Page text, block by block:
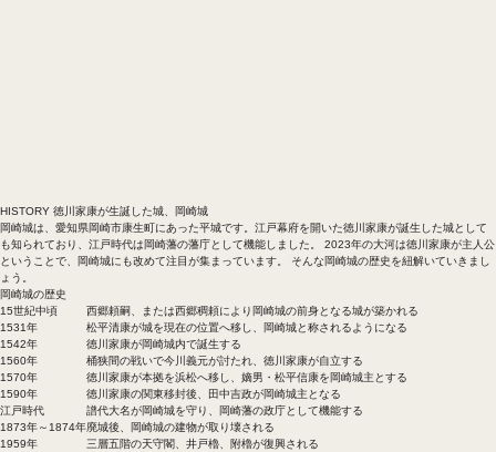
HISTORY 徳川家康が生誕した城、岡崎城
岡崎城は、愛知県岡崎市康生町にあった平城です。江戸幕府を開いた徳川家康が誕生した城として
も知られており、江戸時代は岡崎藩の藩庁として機能しました。 2023年の大河は徳川家康が主人公
ということで、岡崎城にも改めて注目が集まっています。 そんな岡崎城の歴史を紐解いていきまし
ょう。
岡崎城の歴史
15世紀中頃
西郷頼嗣、または西郷稠頼により岡崎城の前身となる城が築かれる
1531年
松平清康が城を現在の位置へ移し、岡崎城と称されるようになる
1542年
徳川家康が岡崎城内で誕生する
1560年
桶狭間の戦いで今川義元が討たれ、徳川家康が自立する
1570年
徳川家康が本拠を浜松へ移し、嫡男・松平信康を岡崎城主とする
1590年
徳川家康の関東移封後、田中吉政が岡崎城主となる
江戸時代
譜代大名が岡崎城を守り、岡崎藩の政庁として機能する
1873年～1874年廃城後、岡崎城の建物が取り壊される
1959年
三層五階の天守閣、井戸櫓、附櫓が復興される